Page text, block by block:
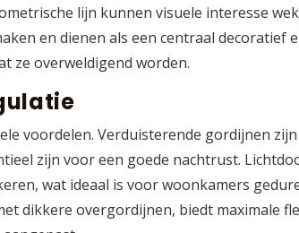
lijn kunnen visuele interesse
en dienen als een centraal decoratief
ze overweldigend worden.
voordelen. Verduisterende gordijnen
zijn voor een goede nachtrust.
wat ideaal is voor woonkamers
dikkere overgordijnen, biedt maximale